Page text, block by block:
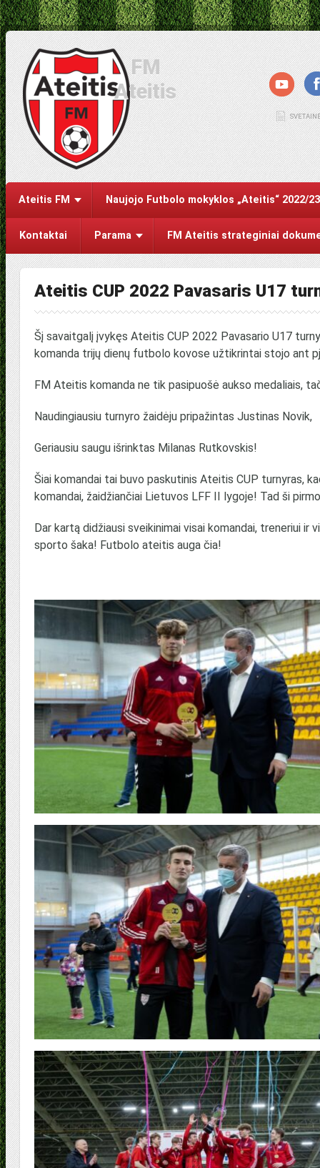
FM
Ateitis
Ateitis FM Naujojo Futbolo mokyklos „Ateitis“ 2022/
Kontaktai Parama FM Ateitis strateginiai
Ateitis CUP 2022 Pavasaris U17
Šį savaitgalį įvykęs Ateitis CUP 2022 Pavasario U17
komanda trijų dienų futbolo kovose užtikrintai stojo ant
FM Ateitis komanda ne tik pasipuošė aukso medaliais,
Naudingiausiu turnyro žaidėju pripažintas Justinas Novik,
Geriausiu saugu išrinktas Milanas Rutkovskis!
Šiai komandai tai buvo paskutinis Ateitis CUP turnyras,
komandai, žaidžiančiai Lietuvos LFF II lygoje! Tad ši
Dar kartą didžiausi sveikinimai visai komandai, treneriui
sporto šaka! Futbolo ateitis auga čia!